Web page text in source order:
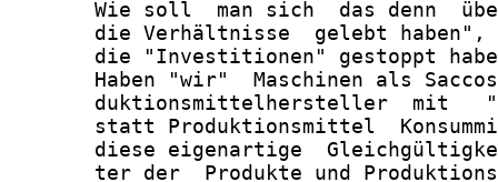
Wie soll  man sich  das denn
die Verhältnisse  gelebt
die "Investitionen" gestoppt
Haben "wir"  Maschinen als
duktionsmittelhersteller  mit
statt Produktionsmittel
diese eigenartige
ter der  Produkte und